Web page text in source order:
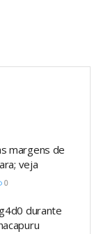
margens de
veja
0
durante